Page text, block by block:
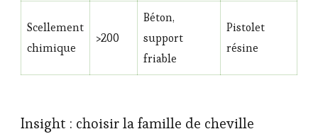
Scellement
chimique
>200
Béton,
support
friable
Pistolet
résine
Insight : choisir la famille de cheville